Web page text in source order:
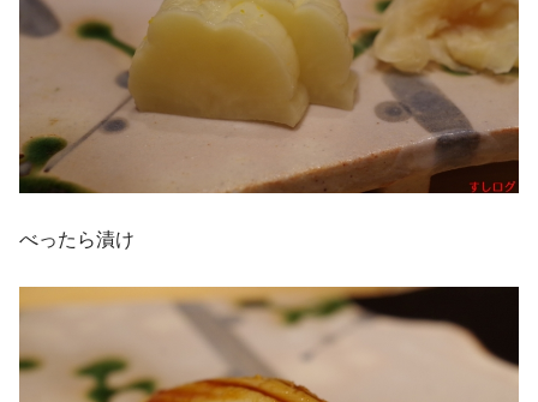
べったら漬け